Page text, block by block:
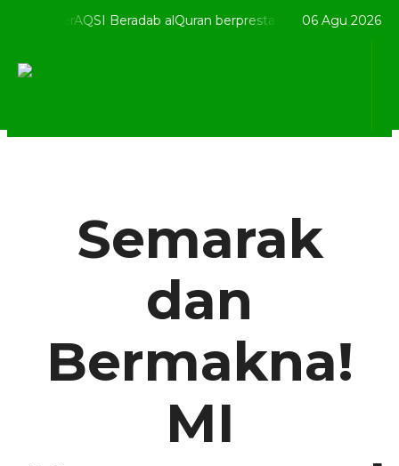
Beradab alQuran berprestaSI Selamat Datang
06 Agu 2026
Semarak
dan
Bermakna!
MI